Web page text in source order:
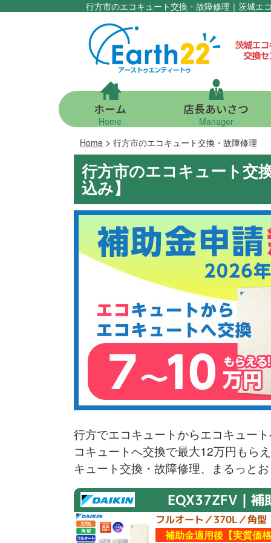
行方市のエコキュート交換・故障修理｜茨城エ
ホーム
Home
店長あいさつ
Manager
Home > 行方市のエコキュート交換・故障修理
行方市のエコキュート交
込み】
行方でエコキュートからエコキュー
コキュートへ交換で最大12万円もら
キュート交換・故障修理、まるっと
EQX37ZFV｜補
フルオート／370L／角型
補助金適用後【実質価